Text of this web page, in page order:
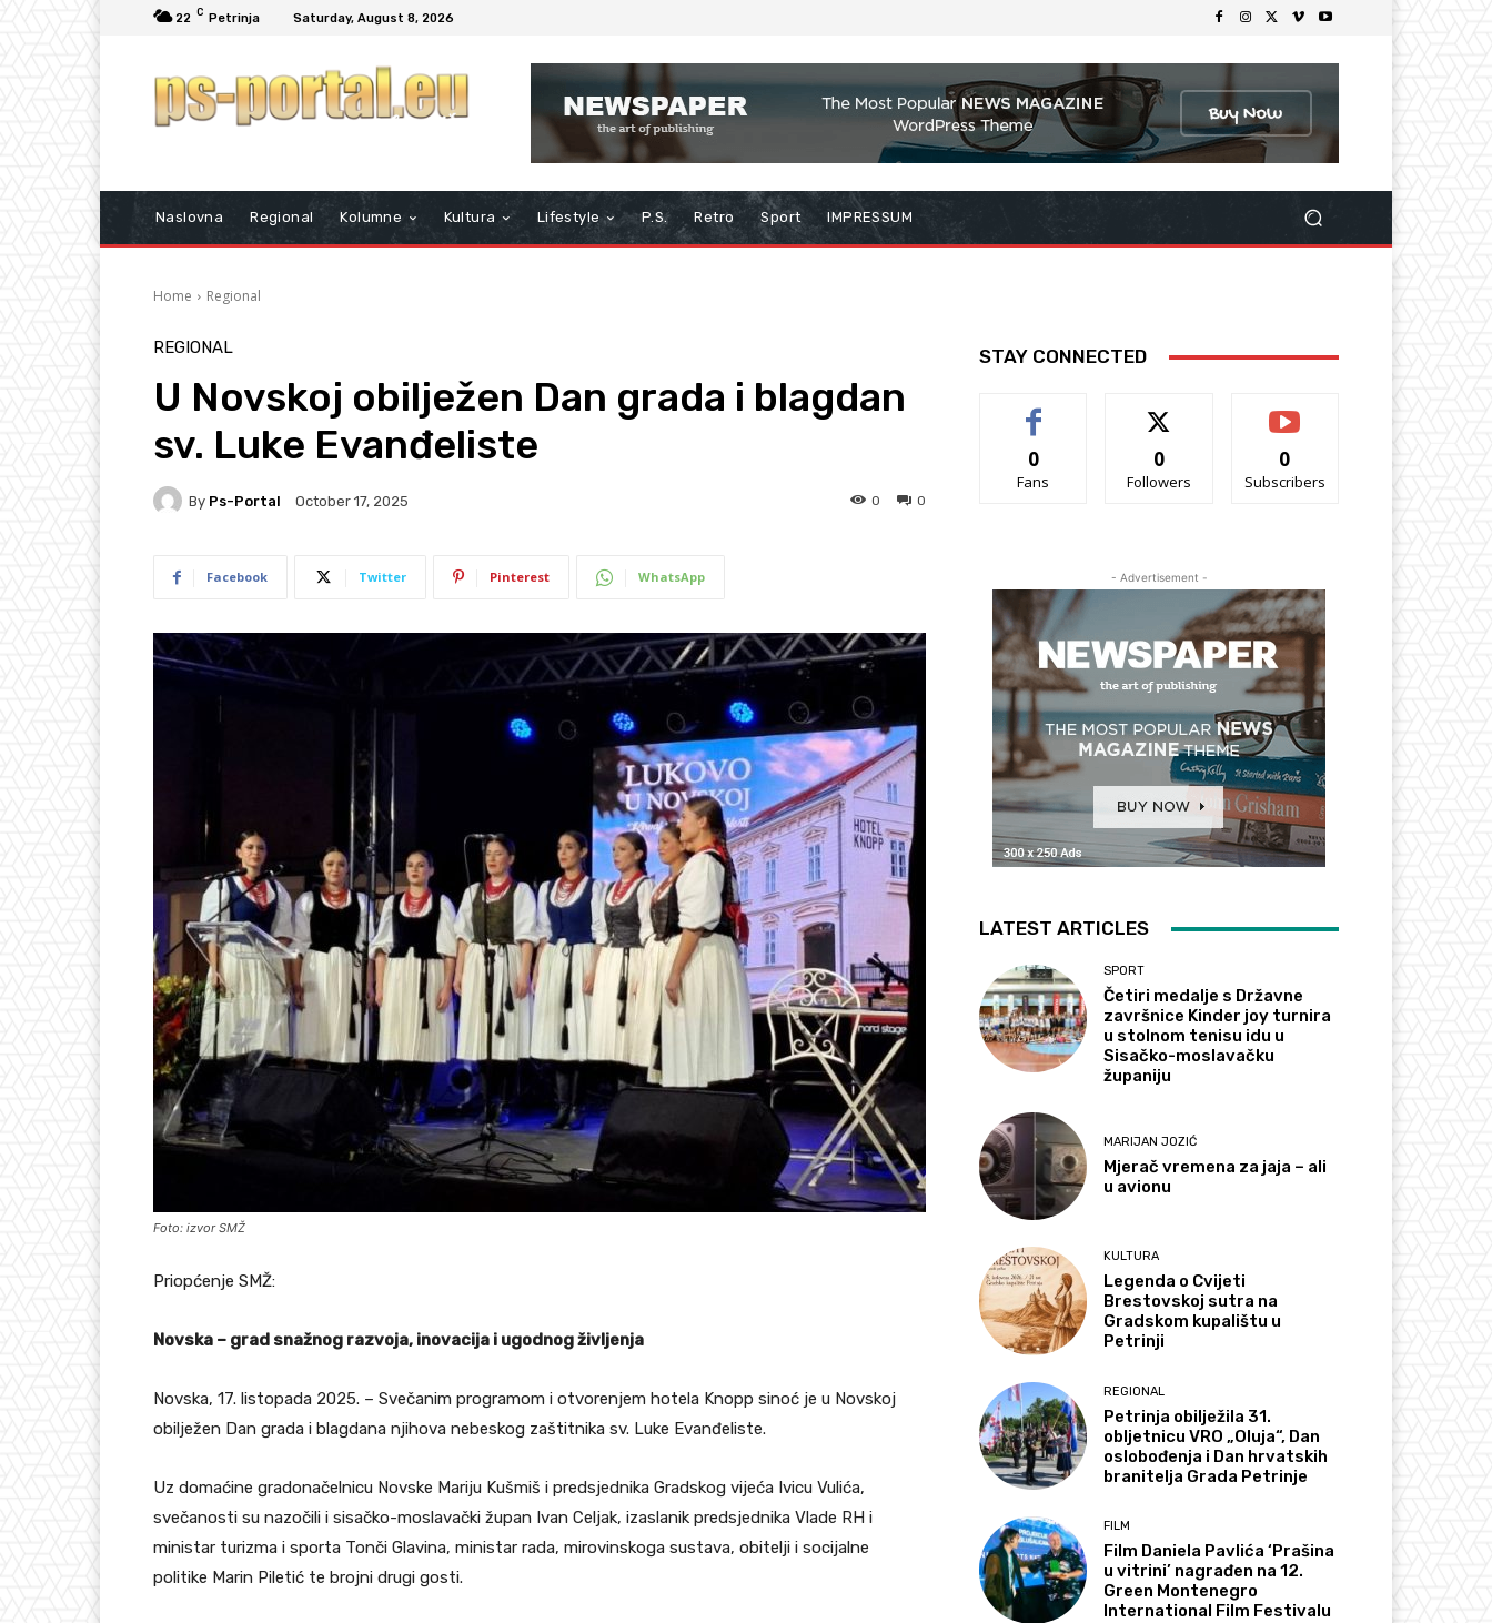
22 C Petrinja Saturday, August 8, 2026
Naslovna Regional Kolumne Kultura Lifestyle P.S. Retro Sport IMPRESSUM
Home Regional
REGIONAL
U Novskoj obilježen Dan grada i blagdan
sv. Luke Evanđeliste
By Ps-Portal October 17, 2025 0
0
Facebook Twitter Pinterest WhatsApp
Foto: izvor SMŽ
Priopćenje SMŽ:
Novska – grad snažnog razvoja, inovacija i ugodnog življenja
Novska, 17. listopada 2025. – Svečanim programom i otvorenjem hotela Knopp sinoć je u Novskoj
obilježen Dan grada i blagdana njihova nebeskog zaštitnika sv. Luke Evanđeliste.
Uz domaćine gradonačelnicu Novske Mariju Kušmiš i predsjednika Gradskog vijeća Ivicu Vulića,
svečanosti su nazočili i sisačko-moslavački župan Ivan Celjak, izaslanik predsjednika Vlade RH i
ministar turizma i sporta Tonči Glavina, ministar rada, mirovinskoga sustava, obitelji i socijalne
politike Marin Piletić te brojni drugi gosti.
STAY CONNECTED
0
Fans
0
Followers
0
Subscribers
- Advertisement -
LATEST ARTICLES
SPORT
Četiri medalje s Državne
završnice Kinder joy turnira
u stolnom tenisu idu u
Sisačko-moslavačku
županiju
MARIJAN JOZIĆ
Mjerač vremena za jaja – ali
u avionu
KULTURA
Legenda o Cvijeti
Brestovskoj sutra na
Gradskom kupalištu u
Petrinji
REGIONAL
Petrinja obilježila 31.
obljetnicu VRO „Oluja“, Dan
oslobođenja i Dan hrvatskih
branitelja Grada Petrinje
FILM
Film Daniela Pavlića ‘Prašina
u vitrini’ nagrađen na 12.
Green Montenegro
International Film Festivalu